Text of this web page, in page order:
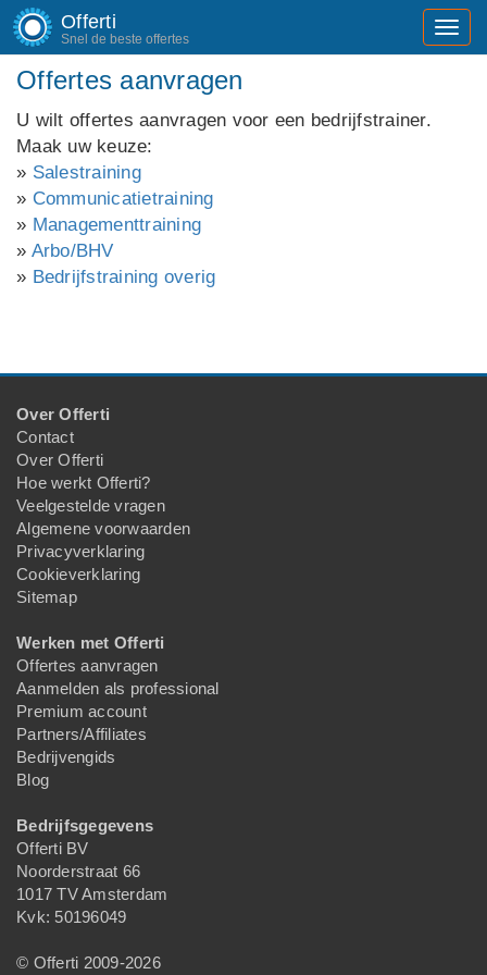
Offerti
Snel de beste offertes
Offertes aanvragen
U wilt offertes aanvragen voor een bedrijfstrainer.
Maak uw keuze:
» Salestraining
» Communicatietraining
» Managementtraining
» Arbo/BHV
» Bedrijfstraining overig
Over Offerti
Contact
Over Offerti
Hoe werkt Offerti?
Veelgestelde vragen
Algemene voorwaarden
Privacyverklaring
Cookieverklaring
Sitemap
Werken met Offerti
Offertes aanvragen
Aanmelden als professional
Premium account
Partners/Affiliates
Bedrijvengids
Blog
Bedrijfsgegevens
Offerti BV
Noorderstraat 66
1017 TV Amsterdam
Kvk: 50196049
© Offerti 2009-2026